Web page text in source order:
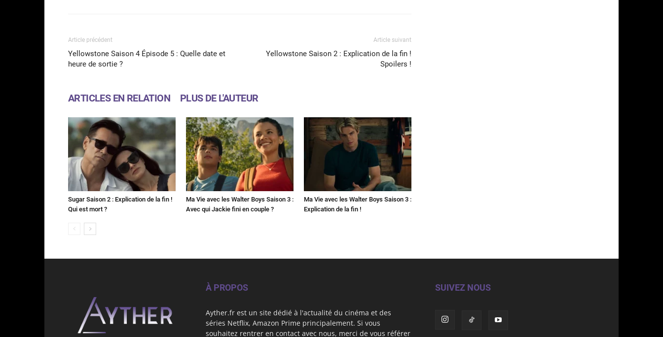
Article précédent
Yellowstone Saison 4 Épisode 5 : Quelle date et
heure de sortie ?
Article suivant
Yellowstone Saison 2 : Explication de la fin !
Spoilers !
ARTICLES EN RELATION PLUS DE L'AUTEUR
Sugar Saison 2 : Explication de la fin !
Qui est mort ?
Ma Vie avec les Walter Boys Saison 3 :
Avec qui Jackie fini en couple ?
Ma Vie avec les Walter Boys Saison 3 :
Explication de la fin !
À PROPOS
Ayther.fr est un site dédié à l'actualité du cinéma et des
séries Netflix, Amazon Prime principalement. Si vous
souhaitez rentrer en contact avec nous, merci de vous référer
SUIVEZ NOUS